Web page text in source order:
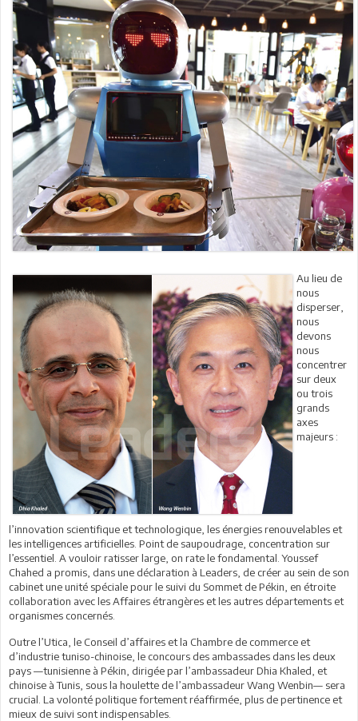
Au lieu de
nous
disperser,
nous
devons
nous
concentrer
sur deux
ou trois
grands
axes
majeurs :
l’innovation scientifique et technologique, les énergies renouvelables et
les intelligences artificielles. Point de saupoudrage, concentration sur
l’essentiel. A vouloir ratisser large, on rate le fondamental. Youssef
Chahed a promis, dans une déclaration à Leaders, de créer au sein de son
cabinet une unité spéciale pour le suivi du Sommet de Pékin, en étroite
collaboration avec les Affaires étrangères et les autres départements et
organismes concernés.
Outre l’Utica, le Conseil d’affaires et la Chambre de commerce et
d’industrie tuniso-chinoise, le concours des ambassades dans les deux
pays —tunisienne à Pékin, dirigée par l’ambassadeur Dhia Khaled, et
chinoise à Tunis, sous la houlette de l’ambassadeur Wang Wenbin— sera
crucial. La volonté politique fortement réaffirmée, plus de pertinence et
mieux de suivi sont indispensables.